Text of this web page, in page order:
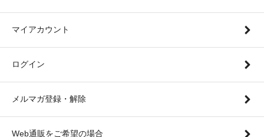
マイアカウント
ログイン
メルマガ登録・解除
Web通販をご希望の場合